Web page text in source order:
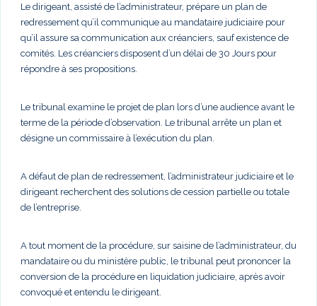
Le dirigeant, assisté de l’administrateur, prépare un plan de
redressement qu’il communique au mandataire judiciaire pour
qu’il assure sa communication aux créanciers, sauf existence de
comités. Les créanciers disposent d’un délai de 30 Jours pour
répondre à ses propositions.
Le tribunal examine le projet de plan lors d’une audience avant le
terme de la période d’observation. Le tribunal arrête un plan et
désigne un commissaire à l’exécution du plan.
A défaut de plan de redressement, l’administrateur judiciaire et le
dirigeant recherchent des solutions de cession partielle ou totale
de l’entreprise.
A tout moment de la procédure, sur saisine de l’administrateur, du
mandataire ou du ministère public, le tribunal peut prononcer la
conversion de la procédure en liquidation judiciaire, après avoir
convoqué et entendu le dirigeant.